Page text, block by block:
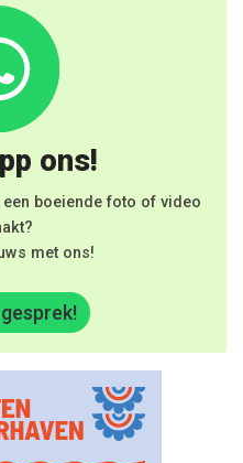
ons!
boeiende foto of video
met ons!